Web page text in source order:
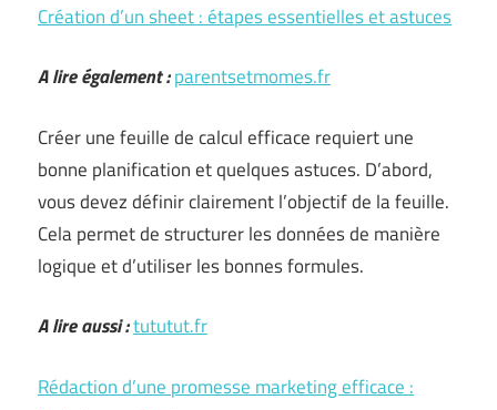
Création d’un sheet : étapes essentielles et astuces
A lire également :parentsetmomes.fr
Créer une feuille de calcul efficace requiert une
bonne planification et quelques astuces. D’abord,
vous devez définir clairement l’objectif de la feuille.
Cela permet de structurer les données de manière
logique et d’utiliser les bonnes formules.
A lire aussi :tututut.fr
Rédaction d’une promesse marketing efficace :